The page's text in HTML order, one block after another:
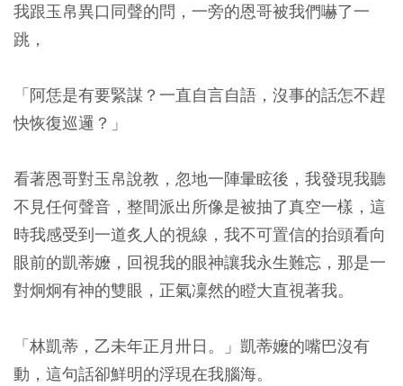
我跟玉帛異口同聲的問，一旁的恩哥被我們嚇了一
跳，
「阿恁是有要緊謀？一直自言自語，沒事的話怎不趕
快恢復巡邏？」
看著恩哥對玉帛說教，忽地一陣暈眩後，我發現我聽
不見任何聲音，整間派出所像是被抽了真空一樣，這
時我感受到一道炙人的視線，我不可置信的抬頭看向
眼前的凱蒂嬤，回視我的眼神讓我永生難忘，那是一
對炯炯有神的雙眼，正氣凜然的瞪大直視著我。
「林凱蒂，乙未年正月卅日。」凱蒂嬤的嘴巴沒有
動，這句話卻鮮明的浮現在我腦海。